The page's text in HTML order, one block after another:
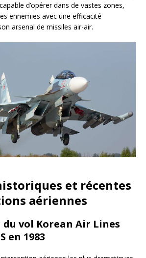
d’opérer dans de vastes zones,
ennemies avec une efficacité
arsenal de missiles air-air.
et récentes
aériennes
vol Korean Air Lines
en 1983